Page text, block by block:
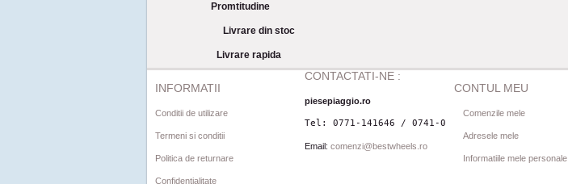
Promtitudine
Livrare din stoc
Livrare rapida
INFORMATII
Conditii de utilizare
Termeni si conditii
Politica de returnare
Confidentialitate
CONTACTATI-NE :
piesepiaggio.ro
Tel: 0771-141646 / 0741-080844
Email: comenzi@bestwheels.ro
CONTUL MEU
Comenzile mele
Adresele mele
Informatiile mele personale